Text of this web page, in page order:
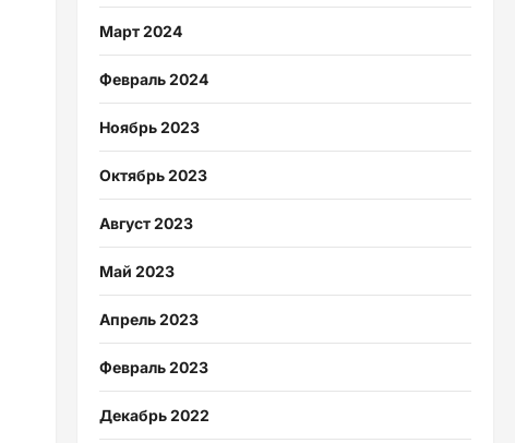
Март 2024
Февраль 2024
Ноябрь 2023
Октябрь 2023
Август 2023
Май 2023
Апрель 2023
Февраль 2023
Декабрь 2022